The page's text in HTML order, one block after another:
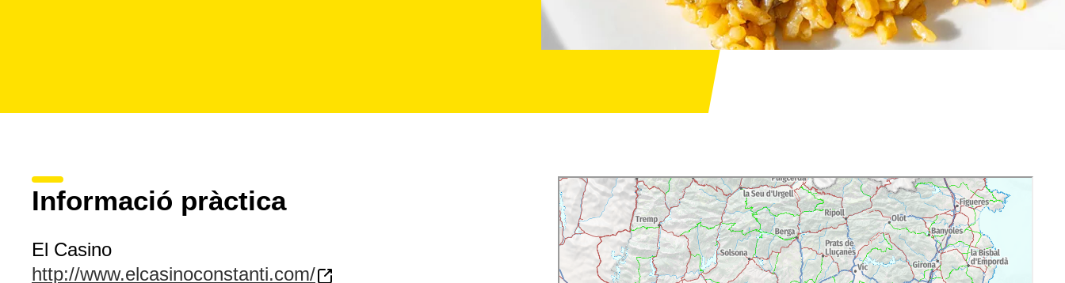
Informació pràctica
El Casino
http://www.elcasinoconstanti.com/